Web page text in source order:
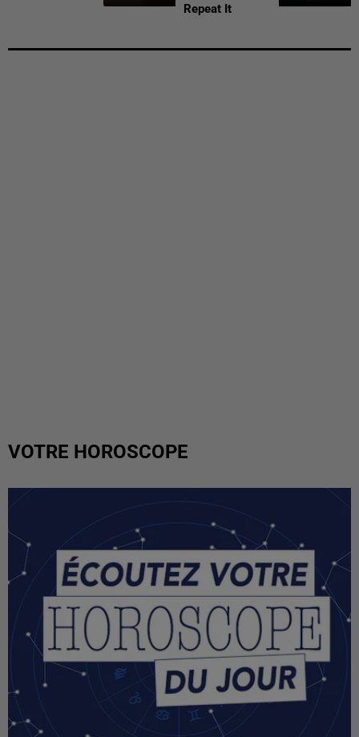
Repeat It
VOTRE HOROSCOPE